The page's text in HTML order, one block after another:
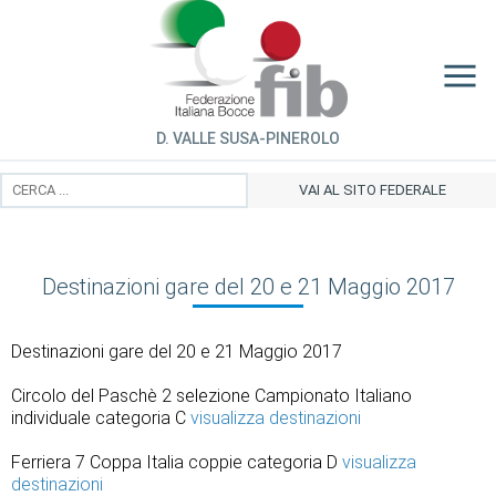
D. VALLE SUSA-PINEROLO
VAI AL SITO FEDERALE
Destinazioni gare del 20 e 21 Maggio 2017
Destinazioni gare del 20 e 21 Maggio 2017
Circolo del Paschè 2 selezione Campionato Italiano
individuale categoria C visualizza destinazioni
Ferriera 7 Coppa Italia coppie categoria D visualizza
destinazioni